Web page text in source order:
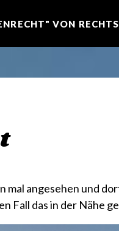
VON
mal angesehen und
Fall das in der Nähe